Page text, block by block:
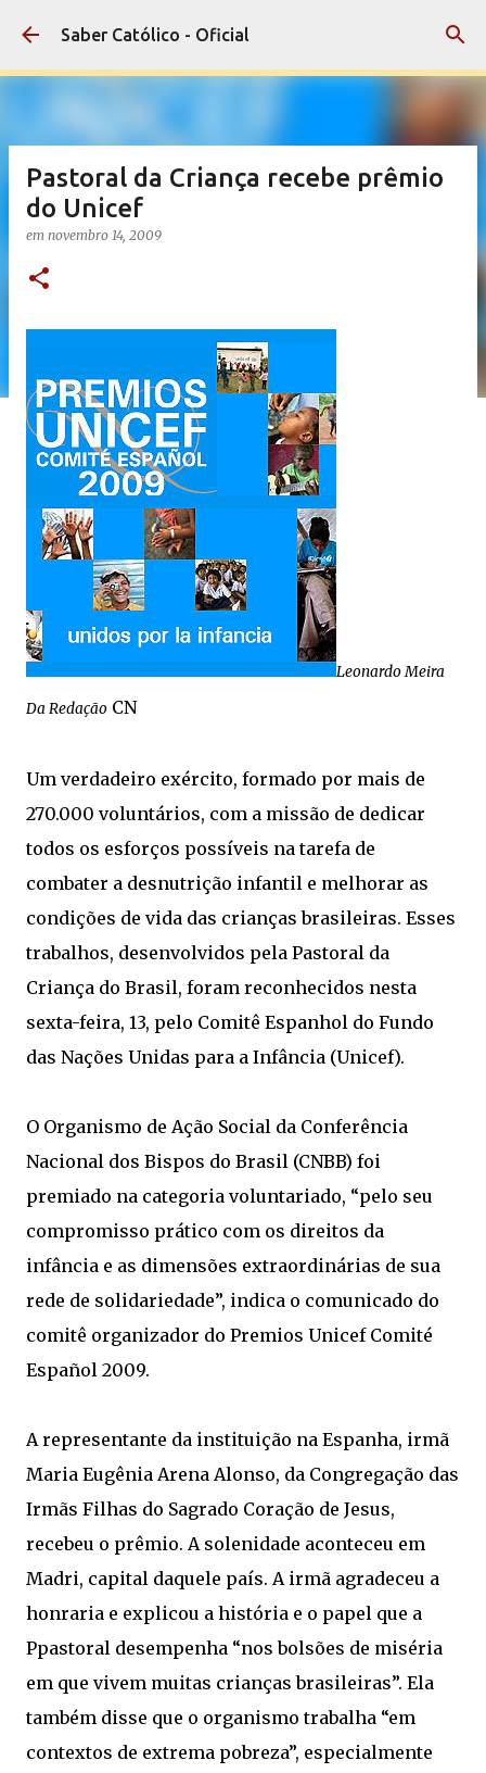
Pular para o conteúdo principal
Saber Católico - Oficial
Pastoral da Criança recebe prêmio
do Unicef
em novembro 14, 2009
Leonardo Meira
Da Redação CN
Um verdadeiro exército, formado por mais de
270.000 voluntários, com a missão de dedicar
todos os esforços possíveis na tarefa de
combater a desnutrição infantil e melhorar as
condições de vida das crianças brasileiras. Esses
trabalhos, desenvolvidos pela Pastoral da
Criança do Brasil, foram reconhecidos nesta
sexta-feira, 13, pelo Comitê Espanhol do Fundo
das Nações Unidas para a Infância (Unicef).
O Organismo de Ação Social da Conferência
Nacional dos Bispos do Brasil (CNBB) foi
premiado na categoria voluntariado, “pelo seu
compromisso prático com os direitos da
infância e as dimensões extraordinárias de sua
rede de solidariedade”, indica o comunicado do
comitê organizador do Premios Unicef Comité
Español 2009.
A representante da instituição na Espanha, irmã
Maria Eugênia Arena Alonso, da Congregação das
Irmãs Filhas do Sagrado Coração de Jesus,
recebeu o prêmio. A solenidade aconteceu em
Madri, capital daquele país. A irmã agradeceu a
honraria e explicou a história e o papel que a
Ppastoral desempenha “nos bolsões de miséria
em que vivem muitas crianças brasileiras”. Ela
também disse que o organismo trabalha “em
contextos de extrema pobreza”, especialmente